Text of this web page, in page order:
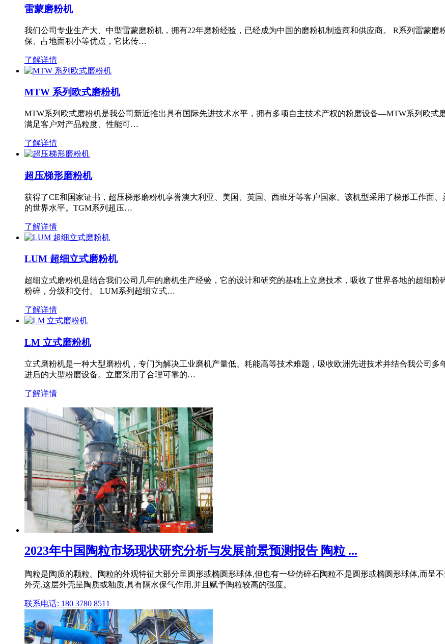
雷蒙磨粉机
我们公司专业生产大、中型雷蒙磨粉机，拥有22年磨粉经验，已经成为中国的磨粉机制造商和供应商。 R系列雷蒙
保、占地面积小等优点，它比传…
了解详情
MTW 系列欧式磨粉机
MTW系列欧式磨粉机是我公司新近推出具有国际先进技术水平，拥有多项自主技术产权的粉磨设备—MTW系列欧式
满足客户对产品粒度、性能可…
了解详情
超压梯形磨粉机
获得了CE和国家证书，超压梯形磨粉机享誉澳大利亚、美国、英国、西班牙等客户国家。该机型采用了梯形工作面
的世界水平。TGM系列超压…
了解详情
LUM 超细立式磨粉机
超细立式磨粉机是结合我们公司几年的磨机生产经验，它的设计和研究的基础上立磨技术，吸收了世界各地的超细
粉碎，分级和交付。 LUM系列超细立式…
了解详情
LM 立式磨粉机
立式磨粉机是一种大型磨粉机，专门为解决工业磨机产量低、耗能高等技术难题，吸收欧洲先进技术并结合我公司
进后的大型粉磨设备。立磨采用了合理可靠的…
了解详情
2023年中国陶粒市场现状研究分析与发展前景预测报告 陶粒 ...
陶粒是陶质的颗粒。陶粒的外观特征大部分呈圆形或椭圆形球体,但也有一些仿碎石陶粒不是圆形或椭圆形球体,而呈
外壳,这层外壳呈陶质或釉质,具有隔水保气作用,并且赋予陶粒较高的强度。
联系电话: 180 3780 8511